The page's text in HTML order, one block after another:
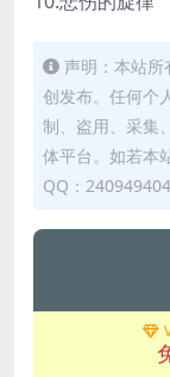
声明：本站
创发布。任何个
制、盗用、采集
体平台。如若本
QQ：